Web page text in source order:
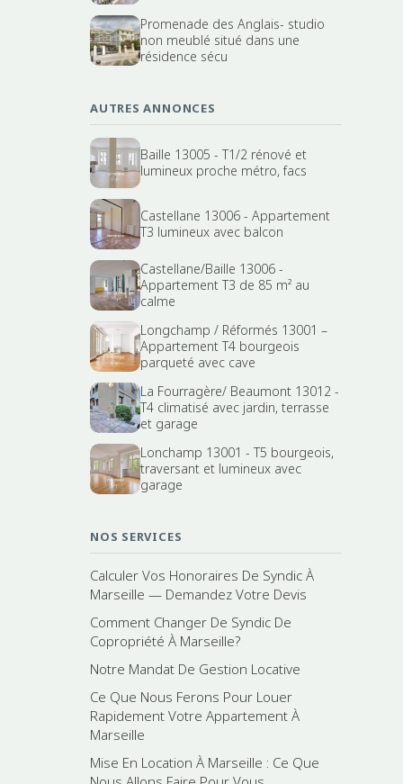
Promenade des Anglais- studio
non meublé situé dans une
résidence sécu
AUTRES ANNONCES
Baille 13005 - T1/2 rénové et
lumineux proche métro, facs
Castellane 13006 - Appartement
T3 lumineux avec balcon
Castellane/Baille 13006 -
Appartement T3 de 85 m² au
calme
Longchamp / Réformés 13001 –
Appartement T4 bourgeois
parqueté avec cave
La Fourragère/ Beaumont 13012 -
T4 climatisé avec jardin, terrasse
et garage
Lonchamp 13001 - T5 bourgeois,
traversant et lumineux avec
garage
NOS SERVICES
Calculer Vos Honoraires De Syndic À
Marseille — Demandez Votre Devis
Comment Changer De Syndic De
Copropriété À Marseille?
Notre Mandat De Gestion Locative
Ce Que Nous Ferons Pour Louer
Rapidement Votre Appartement À
Marseille
Mise En Location À Marseille : Ce Que